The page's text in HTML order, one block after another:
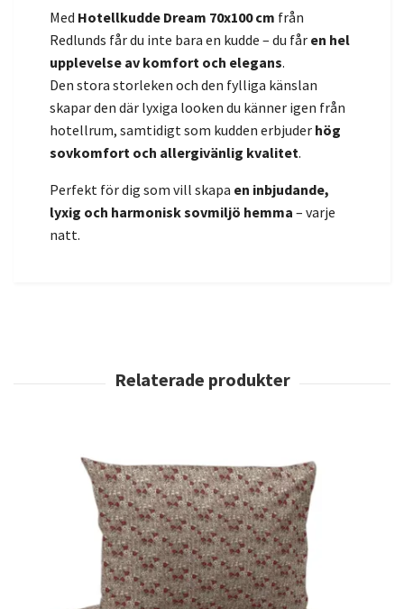
Med Hotellkudde Dream 70x100 cm från
Redlunds får du inte bara en kudde – du får en hel
upplevelse av komfort och elegans.
Den stora storleken och den fylliga känslan
skapar den där lyxiga looken du känner igen från
hotellrum, samtidigt som kudden erbjuder hög
sovkomfort och allergivänlig kvalitet.
Perfekt för dig som vill skapa en inbjudande,
lyxig och harmonisk sovmiljö hemma – varje
natt.